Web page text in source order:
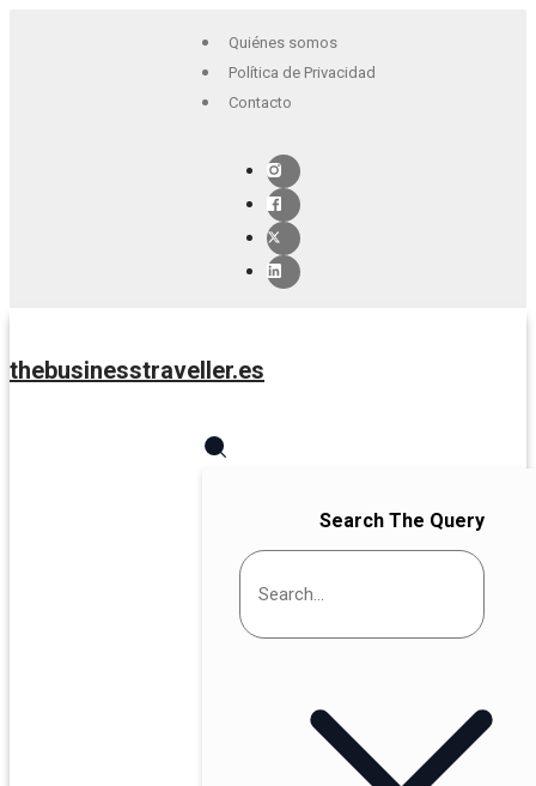
Quiénes somos
Política de Privacidad
Contacto
thebusinesstraveller.es
Search The Query